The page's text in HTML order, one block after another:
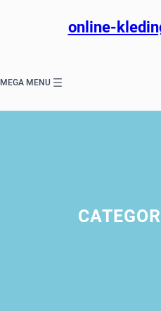
online-
MEGA MENU